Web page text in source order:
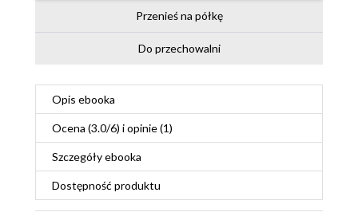
Przenieś na półkę
Do przechowalni
Opis ebooka
Ocena (3.0/6) i opinie (1)
Szczegółyebooka
Dostępność produktu